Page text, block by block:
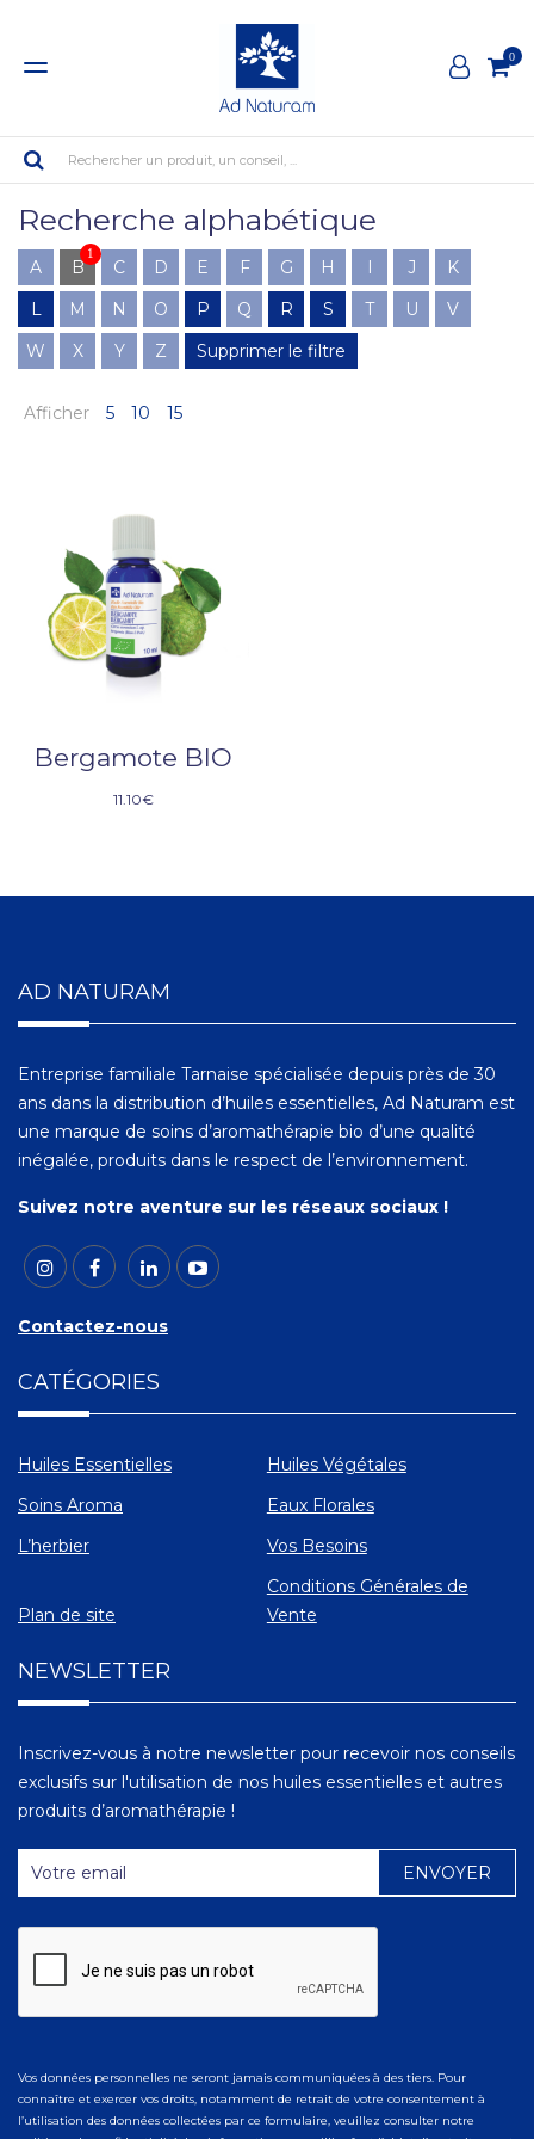
0
Rechercher un produit, un conseil, ...
Recherche alphabétique
A B
1
C D E F G H I J
K
L
M N O P Q R S T U
V
W
X Y Z Supprimer le filtre
Afficher 5 10 15
Bergamote BIO
11.10€
AD NATURAM
Entreprise familiale Tarnaise spécialisée depuis près de 30
ans dans la distribution d’huiles essentielles, Ad Naturam est
une marque de soins d’aromathérapie bio d’une qualité
inégalée, produits dans le respect de l’environnement.
Suivez notre aventure sur les réseaux sociaux !
Contactez-nous
CATÉGORIES
Huiles Essentielles
Huiles Végétales
Soins Aroma
Eaux Florales
L’herbier
Vos Besoins
Plan de site
Conditions Générales de
Vente
NEWSLETTER
Inscrivez-vous à notre newsletter pour recevoir nos conseils
exclusifs sur l'utilisation de nos huiles essentielles et autres
produits d’aromathérapie !
Vos données personnelles ne seront jamais communiquées à des tiers. Pour
connaître et exercer vos droits, notamment de retrait de votre consentement à
l’utilisation des données collectées par ce formulaire, veuillez consulter notre